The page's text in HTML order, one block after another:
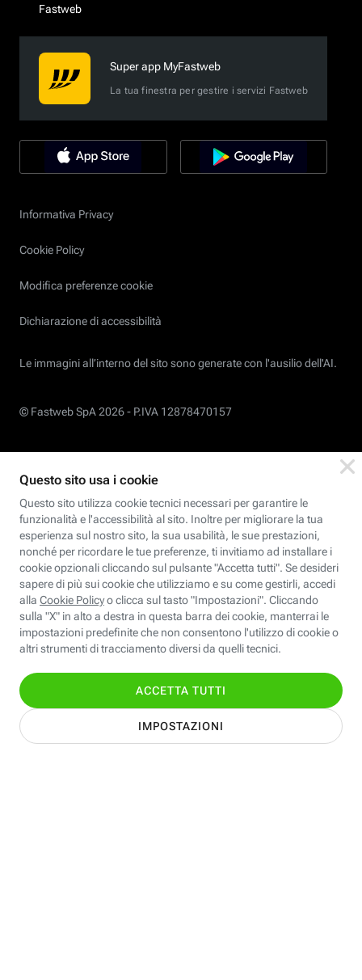
Fastweb
Super app MyFastweb
La tua finestra per gestire i servizi Fastweb
Informativa Privacy
Cookie Policy
Modifica preferenze cookie
Dichiarazione di accessibilità
Le immagini all’interno del sito sono generate con l'ausilio dell'AI.
© Fastweb SpA 2026 - P.IVA 12878470157